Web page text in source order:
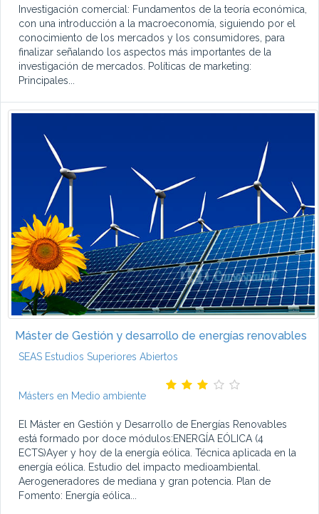
Investigación comercial: Fundamentos de la teoría económica,
con una introducción a la macroeconomía, siguiendo por el
conocimiento de los mercados y los consumidores, para
finalizar señalando los aspectos más importantes de la
investigación de mercados. Políticas de marketing:
Principales...
Máster de Gestión y desarrollo de energías renovables
SEAS Estudios Superiores Abiertos
Másters en Medio ambiente
El Máster en Gestión y Desarrollo de Energías Renovables
está formado por doce módulos:ENERGÍA EÓLICA (4
ECTS)Ayer y hoy de la energía eólica. Técnica aplicada en la
energía eólica. Estudio del impacto medioambiental.
Aerogeneradores de mediana y gran potencia. Plan de
Fomento: Energía eólica...